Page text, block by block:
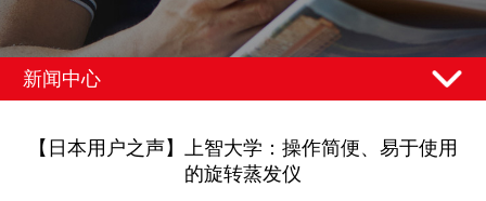
新闻中心
【日本用户之声】上智大学：操作简便、易于使用
的旋转蒸发仪